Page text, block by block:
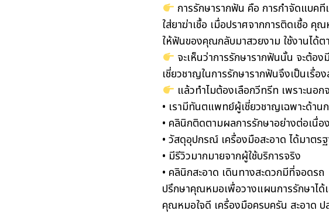
การรักษารากฟัน คือ การกำจัดแบคที
ใส่ยาฆ่าเชื้อ เมื่อปราศจากการติดเชื้อ
ให้ฟันของคุณกลับมาสวยงาม ใช้งานได้ต
จะเห็นว่าการรักษารากฟันนั้น จะต้
เชี่ยวชาญในการรักษารากฟันจึงเป็นเรื่อ
แล้วทำไมต้องเลือกวีทรีท เพราะนอ
• เรามีทันตแพทย์ผู้เชี่ยวชาญเฉพาะด้า
• คลินิกติดตามผลการรักษาอย่างต่อเนื่อง
• วัสดุอุปกรณ์ เครื่องมือสะอาด ได้มาตร
• มีรีวิวมากมายจากผู้ใช้บริการจริง
• คลินิกสะอาด เดินทางสะดวกมีที่จอดรถ
ปรึกษาคุณหมอเพื่อวางแผนการรักษาได้
คุณหมอใจดี เครื่องมือครบครัน สะอาด ป